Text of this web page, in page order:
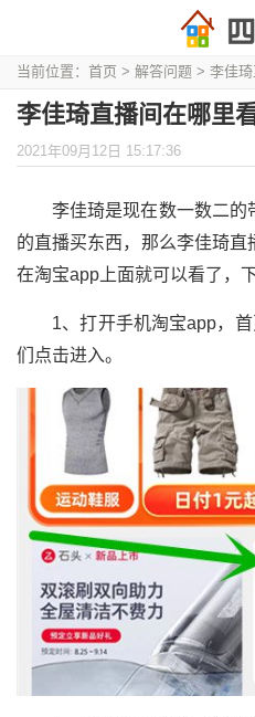
当前位置： 首页 > 解答问题 > 李佳琦
李佳琦直播间在哪里
2021年09月12日 15:17:36
李佳琦是现在数一数二的
的直播买东西，那么李佳琦直
在淘宝app上面就可以看了，
1、打开手机淘宝app，
们点击进入。